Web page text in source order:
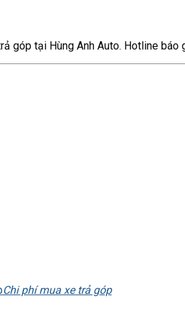
góp tại Hùng Anh Auto. Hotline báo
Chi phí mua xe trả góp